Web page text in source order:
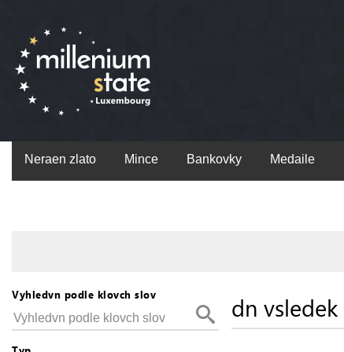
Neraen zlato Mince Bankovky Medaile
Vyhledvn podle klovch slov dn vsledek